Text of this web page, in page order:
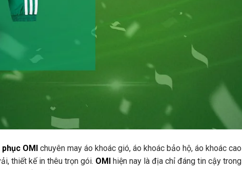
OMI chuyên may áo khoác gió, áo khoác bảo hộ, áo khoác cao
thiết kế in thêu trọn gói. OMI hiện nay là địa chỉ đáng tin cậy trong